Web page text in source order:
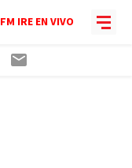
FM IRE EN VIVO